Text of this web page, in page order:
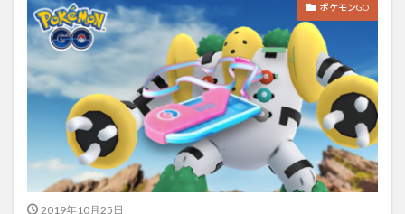
ポケモンGO
2019年10月25日